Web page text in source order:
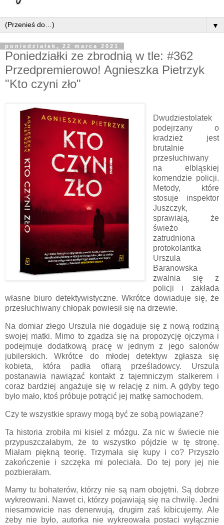
▼
poniedziałek, 22 marca 2021
Poniedziałki ze zbrodnią w tle: #362
Przedpremierowo! Agnieszka Pietrzyk
"Kto czyni zło"
Dwudziestolatek
podejrzany o
kradzież jest
brutalnie
przesłuchiwany
na elbląskiej
komendzie policji.
Metody, które
stosuje inspektor
Juszczyk,
sprawiają, że
świeżo
zatrudniona
protokolantka
Urszula
Baranowska
zwalnia się z
policji i zakłada
własne biuro detektywistyczne. Wkrótce dowiaduje się, że
przesłuchiwany chłopak powiesił się na drzewie.
Na domiar złego Urszula nie dogaduje się z nową rodziną
swojej matki. Mimo to zgadza się na propozycję ojczyma i
podejmuje dodatkową pracę w jednym z jego salonów
jubilerskich. Wkrótce do młodej detektyw zgłasza się
kobieta, która padła ofiarą prześladowcy. Urszula
postanawia nawiązać kontakt z tajemniczym stalkerem i
coraz bardziej angażuje się w relację z nim. A gdyby tego
było mało, ktoś próbuje potrącić jej matkę samochodem.
Czy te wszystkie sprawy mogą być ze sobą powiązane?
Ta historia zrobiła mi kisiel z mózgu. Za nic w świecie nie
przypuszczałabym, że to wszystko pójdzie w tę stronę.
Miałam piękną teorię. Trzymała się kupy i co? Przyszło
zakończenie i szczęka mi poleciała. Do tej pory jej nie
pozbierałam.
Mamy tu bohaterów, którzy nie są nam obojętni. Są dobrze
wykreowani. Nawet ci, którzy pojawiają się na chwilę. Jedni
niesamowicie nas denerwują, drugim zaś kibicujemy. Ale
żeby nie było, autorka nie wykreowała postaci wyłącznie